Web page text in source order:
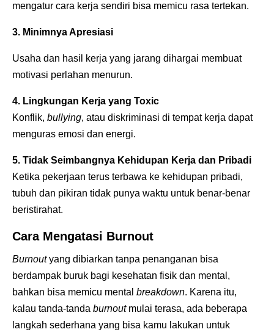
mengatur cara kerja sendiri bisa memicu rasa tertekan.
3. Minimnya Apresiasi
Usaha dan hasil kerja yang jarang dihargai membuat
motivasi perlahan menurun.
4. Lingkungan Kerja yang Toxic
Konflik, bullying, atau diskriminasi di tempat kerja dapat
menguras emosi dan energi.
5. Tidak Seimbangnya Kehidupan Kerja dan Pribadi
Ketika pekerjaan terus terbawa ke kehidupan pribadi,
tubuh dan pikiran tidak punya waktu untuk benar-benar
beristirahat.
Cara Mengatasi Burnout
Burnoutyang dibiarkan tanpa penanganan bisa
berdampak buruk bagi kesehatan fisik dan mental,
bahkan bisa memicu mental breakdown. Karena itu,
kalau tanda-tanda burnoutmulai terasa, ada beberapa
langkah sederhana yang bisa kamu lakukan untuk